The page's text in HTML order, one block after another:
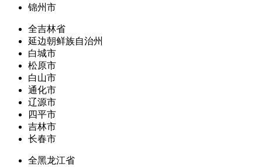
锦州市
全吉林省
延边朝鲜族自治州
白城市
松原市
白山市
通化市
辽源市
四平市
吉林市
长春市
全黑龙江省